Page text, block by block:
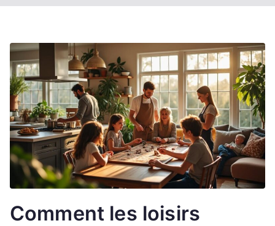
Comment les loisirs